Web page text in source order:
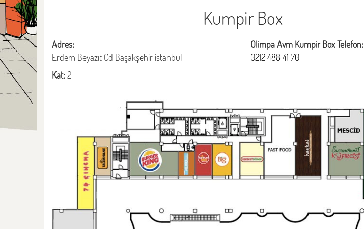
Kumpir Box
Adres:
Erdem Beyazıt Cd Başakşehir istanbul
Kat:2
Olimpa Avm Kumpir Box Telefon:
0212 488 41 70